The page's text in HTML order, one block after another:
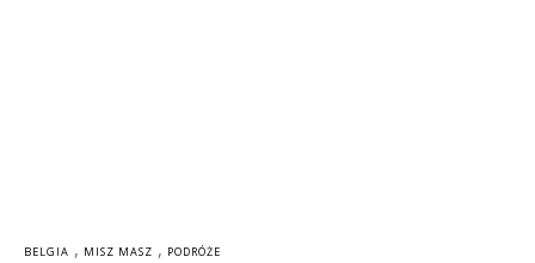
BELGIA , MISZ MASZ , PODRÓŻE